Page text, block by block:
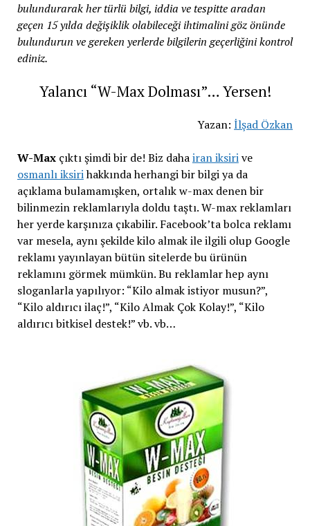
bulundurarak her türlü bilgi, iddia ve tespitte aradan
geçen 15 yılda değişiklik olabileceği ihtimalini göz önünde
bulundurun ve gereken yerlerde bilgilerin geçerliğini kontrol
ediniz.
Yalancı “W-Max Dolması”… Yersen!
Yazan:İlşad Özkan
W-Maxçıktı şimdi bir de! Biz dahairan iksirive
osmanlı iksirihakkında herhangi bir bilgi ya da
açıklama bulamamışken, ortalık w-max denen bir
bilinmezin reklamlarıyla doldu taştı. W-max reklamları
her yerde karşınıza çıkabilir. Facebook’ta bolca reklamı
var mesela, aynı şekilde kilo almak ile ilgili olup Google
reklamı yayınlayan bütün sitelerde bu ürünün
reklamını görmek mümkün. Bu reklamlar hep aynı
sloganlarla yapılıyor: “Kilo almak istiyor musun?”,
“Kilo aldırıcı ilaç!”, “Kilo Almak Çok Kolay!”, “Kilo
aldırıcı bitkisel destek!” vb. vb…